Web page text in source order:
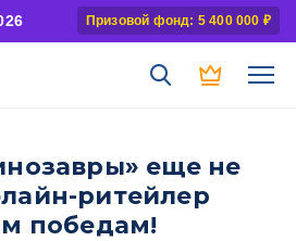
Призовой фонд: 5 400 000 ₽
еще не
ритейлер
победам!